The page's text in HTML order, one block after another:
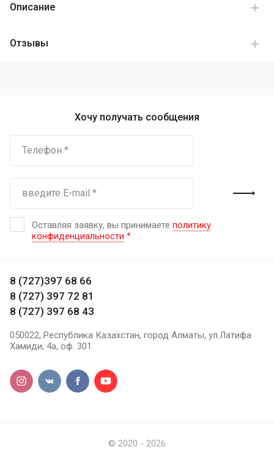
Описание
Отзывы
Хочу получать сообщения
Оставляя заявку, вы принимаете политику
конфиденциальности *
8 (727)397 68 66
8 (727) 397 72 81
8 (727) 397 68 43
050022, Республика Казахстан, город Алматы, ул.Латифа
Хамиди, 4а, оф. 301
© 2020 - 2026